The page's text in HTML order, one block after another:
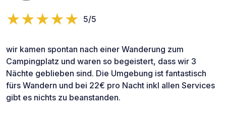
5/5
wir kamen spontan nach einer Wanderung zum
Campingplatz und waren so begeistert, dass wir 3
Nächte geblieben sind. Die Umgebung ist fantastisch
fürs Wandern und bei 22€ pro Nacht inkl allen Services
gibt es nichts zu beanstanden.